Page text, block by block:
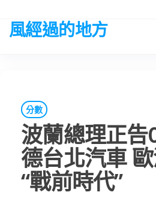
the
風經過的地方
分數
波蘭總理正告
德台北汽車
“戰前時代”